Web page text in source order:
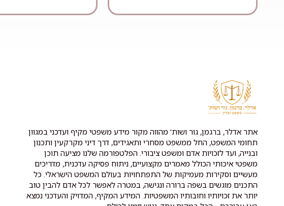
אתר אדלר, ברגמן, גור ושות' מהווה מקור מידע משפטי מקיף ועדכני במגוון
תחומי המשפט, החל ממשפט מסחרי ותאגידים, דרך דיני מקרקעין ותכנון
ובנייה, ועד לזכויות אדם ומשפט ציבורי. הפלטפורמה שלנו מציעה תוכן
משפטי איכותי הכולל מאמרים מקצועיים, ניתוח פסיקה עדכנית, מדריכים
מעשיים וסקירות מעמיקות של התפתחויות בעולם המשפט הישראלי. כל
התכנים מוגשים בשפה ברורה ונגישה, במטרה לאפשר לכל אדם להבין טוב
יותר את זכויותיו וחובותיו המשפטיות. המידע המקיף, המדויק והעדכני נמצא